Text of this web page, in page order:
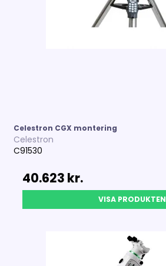
Celestron CGX montering
Celestron
C91530
40.623 kr.
VISA PRODUKTEN